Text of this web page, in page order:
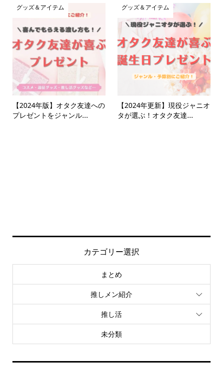
グッズ＆アイテム
【2024年版】オタク友達への
プレゼントをジャンル...
グッズ＆アイテム
【2024年更新】現役ジャニオ
タが選ぶ！オタク友達...
カテゴリー選択
まとめ
推しメン紹介
推し活
未分類